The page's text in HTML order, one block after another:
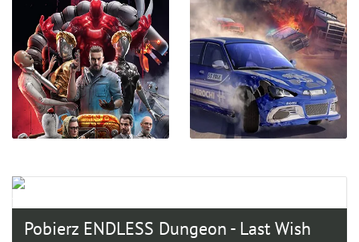
Pobierz ENDLESS Dungeon - Last Wish